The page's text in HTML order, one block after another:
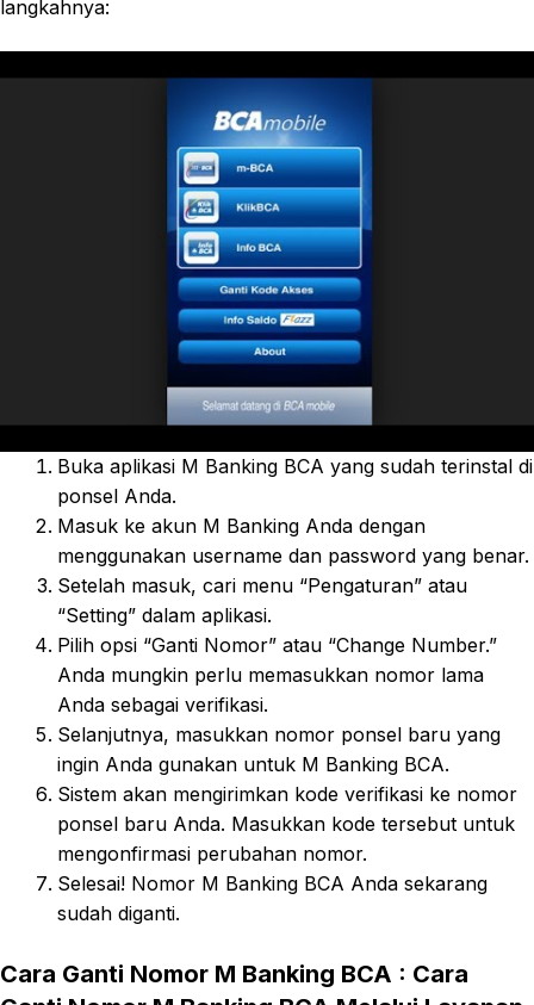
langkahnya:
Buka aplikasi M Banking BCA yang sudah terinstal di
ponsel Anda.
Masuk ke akun M Banking Anda dengan
menggunakan username dan password yang benar.
Setelah masuk, cari menu “Pengaturan” atau
“Setting” dalam aplikasi.
Pilih opsi “Ganti Nomor” atau “Change Number.”
Anda mungkin perlu memasukkan nomor lama
Anda sebagai verifikasi.
Selanjutnya, masukkan nomor ponsel baru yang
ingin Anda gunakan untuk M Banking BCA.
Sistem akan mengirimkan kode verifikasi ke nomor
ponsel baru Anda. Masukkan kode tersebut untuk
mengonfirmasi perubahan nomor.
Selesai! Nomor M Banking BCA Anda sekarang
sudah diganti.
Cara Ganti Nomor M Banking BCA : Cara